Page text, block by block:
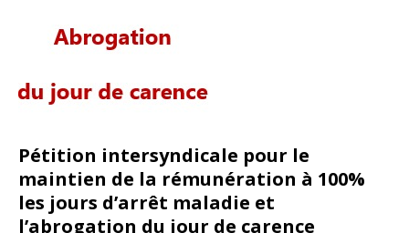
Pétition intersyndicale pour le
maintien de la rémunération à 100%
les jours d’arrêt maladie et
l’abrogation du jour de carence